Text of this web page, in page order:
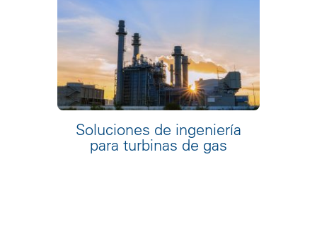
Soluciones de ingeniería
para turbinas de gas